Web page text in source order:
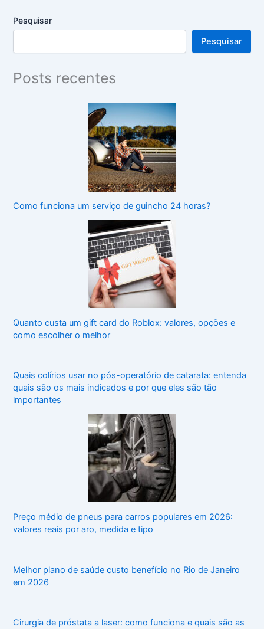
Pesquisar
Pesquisar
Posts recentes
Como funciona um serviço de guincho 24 horas?
Quanto custa um gift card do Roblox: valores, opções e
como escolher o melhor
Quais colírios usar no pós-operatório de catarata: entenda
quais são os mais indicados e por que eles são tão
importantes
Preço médio de pneus para carros populares em 2026:
valores reais por aro, medida e tipo
Melhor plano de saúde custo benefício no Rio de Janeiro
em 2026
Cirurgia de próstata a laser: como funciona e quais são as